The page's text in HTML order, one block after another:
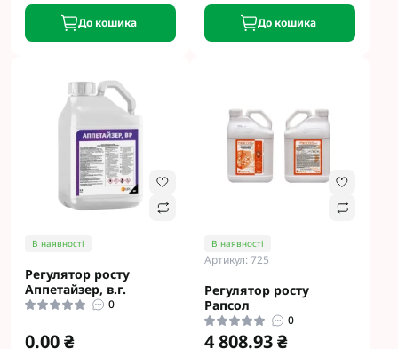
До кошика До кошика
В наявності
Регулятор росту
Аппетайзер, в.г.
0
0.00 ₴
В наявності
Артикул: 725
Регулятор росту
Рапсол
0
4 808.93 ₴